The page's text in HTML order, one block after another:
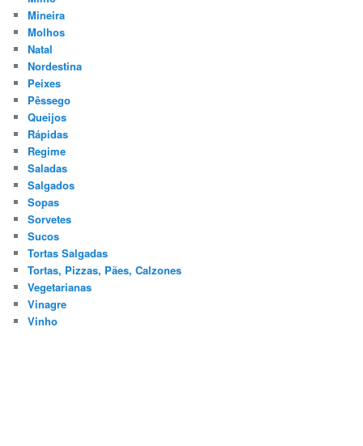
Mineira
Molhos
Natal
Nordestina
Peixes
Pêssego
Queijos
Rápidas
Regime
Saladas
Salgados
Sopas
Sorvetes
Sucos
Tortas Salgadas
Tortas, Pizzas, Pães, Calzones
Vegetarianas
Vinagre
Vinho